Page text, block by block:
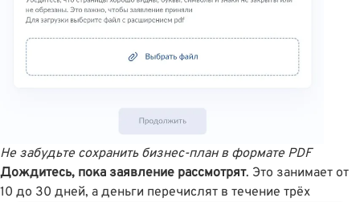
Не забудьте сохранить бизнес-план в формате PDF
Дождитесь, пока заявление рассмотрят. Это занимает от
10 до 30 дней, а деньги перечислят в течение трёх